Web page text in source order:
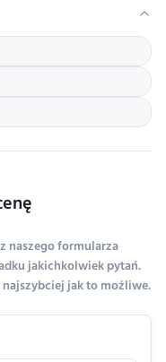
naszego formularza
jakichkolwiek pytań.
najszybciej jak to możliwe.